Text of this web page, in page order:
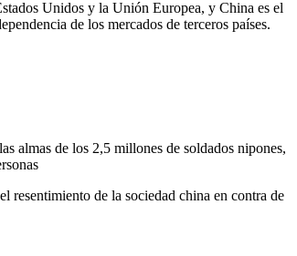
Unidos y la Unión Europea, y China es el
de los mercados de terceros países.
almas de los 2,5 millones de soldados nipones,
resentimiento de la sociedad china en contra de